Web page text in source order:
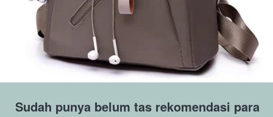
Sudah punya belum tas rekomendasi para